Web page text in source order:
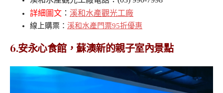
詳細圖文 ： 溪和水產觀光工廠
線上購票： 溪和水產門票95折優惠
6.安永心食館，蘇澳新的親子室內景點